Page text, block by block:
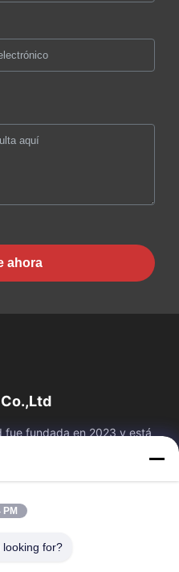
ahora
fue fundada en 2023 y está
la fábrica del mundo.La
Productos
Visita A La Fábrica
PM
looking for?